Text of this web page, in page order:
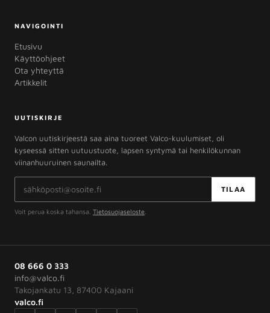
NAVIGOINTI
Etusivu
Käyttöohjeet
Ota yhteyttä
Artikkelit
UUTISKIRJE
Valcon uutiskirjeestä saa aina tuoreet Valco-kuulumiset, oli
kyseessä sitten uutuustuote, lapsen syntymä tai henkilökunnan
viinanhuuruinen saunailta.
Sähköpostiosoite TILAA
Voit perua koska tahansa. Tietosuojaseloste
08 666 0 333
info@valco.fi
Takojankatu 13, 87400 Kajaani
valco.fi